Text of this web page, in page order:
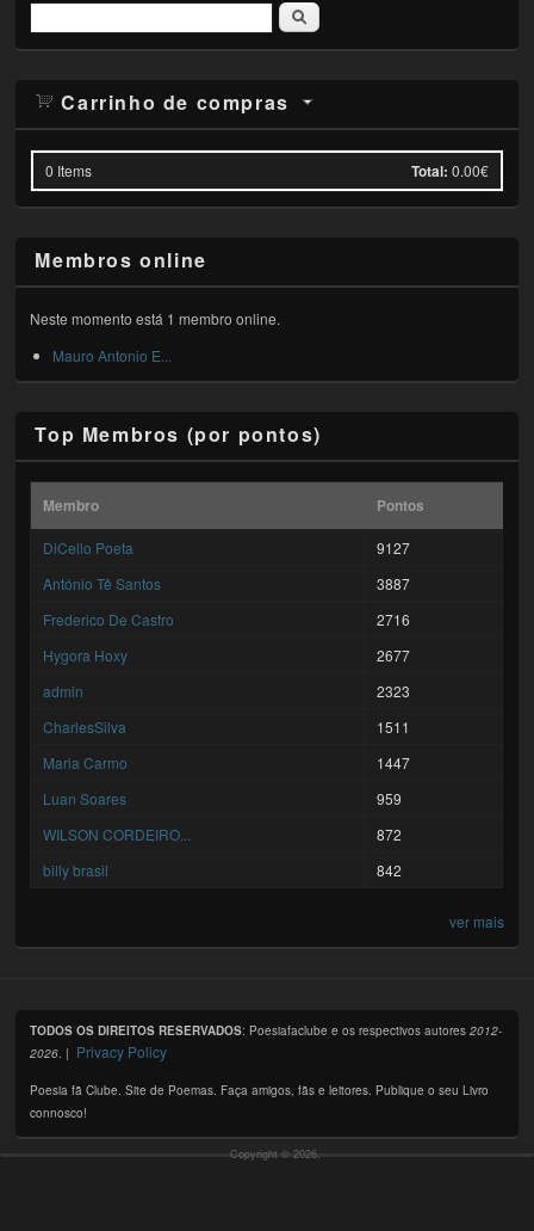
Pesquisar
Carrinho de compras
0 Items Total: 0.00€
Membros online
Neste momento está 1 membro online.
Mauro Antonio E...
Top Membros (por pontos)
Membro Pontos
DiCello Poeta
9127
António Tê Santos
3887
Frederico De Castro
2716
Hygora Hoxy
2677
admin
2323
CharlesSilva
1511
Maria Carmo
1447
Luan Soares
959
WILSON CORDEIRO...
872
billy brasil
842
ver mais
TODOS OS DIREITOS RESERVADOS: Poesiafaclube e os respectivos autores2012-
2026. | Privacy Policy
Poesia fã Clube. Site de Poemas. Faça amigos, fãs e leitores. Publique o seu Livro
connosco!
Copyright © 2026,